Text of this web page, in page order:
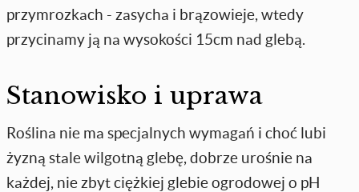
przymrozkach - zasycha i brązowieje, wtedy
przycinamy ją na wysokości 15cm nad glebą.
Stanowisko i uprawa
Roślina nie ma specjalnych wymagań i choć lubi
żyzną stale wilgotną glebę, dobrze urośnie na
każdej, nie zbyt ciężkiej glebie ogrodowej o pH